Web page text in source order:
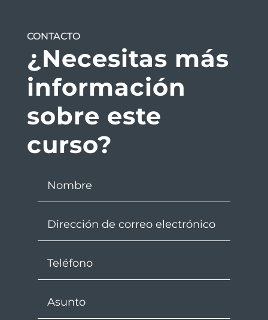
CONTACTO
¿Necesitas más
información
sobre este
curso?